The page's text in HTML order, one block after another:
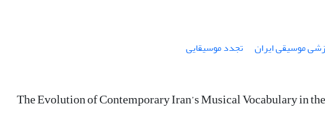
موسیقی ایران
تجدد موسیقایی
The Evolution of Contemporary Iran’s Musical Vocabulary in